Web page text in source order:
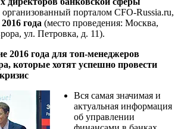
организованный порталом CFO-Russia.ru,
года (место проведения: Москва,
ул. Петровка, д. 11).
2016 года для топ-менеджеров
которые хотят успешно провести
Вся самая значимая и
актуальная информация
об управлении